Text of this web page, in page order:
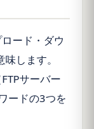
ード・ダウ
します。
サーバー
ードの3つを